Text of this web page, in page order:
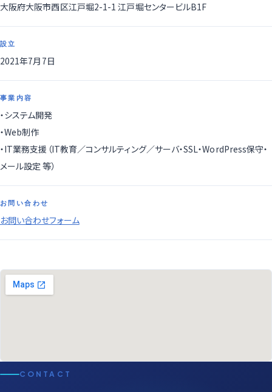
大阪府大阪市西区江戸堀2-1-1 江戸堀センタービルB1F
設立
2021年7月7日
事業内容
・システム開発
・Web制作
・IT業務支援（IT教育／コンサルティング／サーバ・SSL・WordPress保守・
メール設定 等）
お問い合わせ
お問い合わせフォーム
CONTACT